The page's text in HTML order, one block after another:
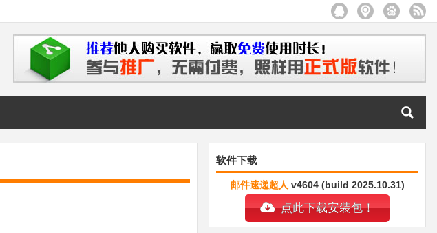
软件下载
邮件速递超人 v4604 (build 2025.10.31)
点此下载安装包！